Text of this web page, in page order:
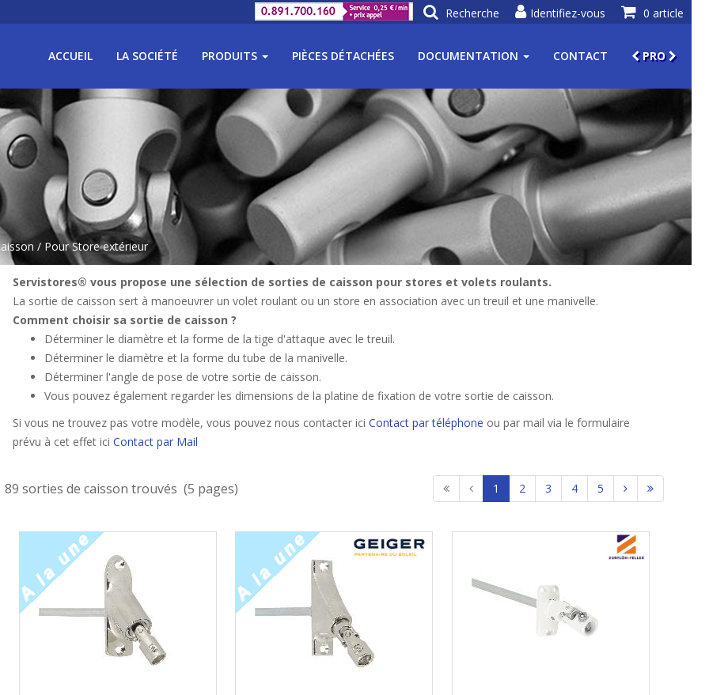
0 article
Identifiez-vous
Recherche
ACCUEIL LA SOCIÉTÉ PRODUITS PIÈCES DÉTACHÉES DOCUMENTATION CONTACT PRO
/ Pour Store extérieur
Servistores® vous propose une sélection de sorties de caisson pour stores et volets roulants.
La sortie de caisson sert à manoeuvrer un volet roulant ou un store en association avec un treuil et une manivelle.
Comment choisir sa sortie de caisson ?
Déterminer le diamètre et la forme de la tige d'attaque avec le treuil.
Déterminer le diamètre et la forme du tube de la manivelle.
Déterminer l'angle de pose de votre sortie de caisson.
Vous pouvez également regarder les dimensions de la platine de fixation de votre sortie de caisson.
Si vous ne trouvez pas votre modèle, vous pouvez nous contacter ici Contact par téléphone ou par mail via le formulaire
prévu à cet effet ici Contact par Mail
89 sorties de caisson trouvés (5 pages) 1 2 3 4 5